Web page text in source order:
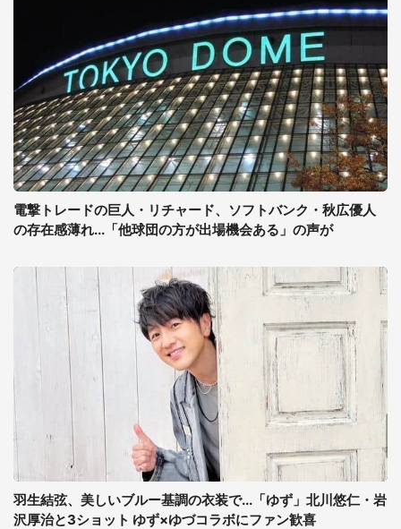
電撃トレードの巨人・リチャード、ソフトバンク・秋広優人
の存在感薄れ...「他球団の方が出場機会ある」の声が
羽生結弦、美しいブルー基調の衣装で...「ゆず」北川悠仁・岩
沢厚治と3ショット ゆず×ゆづコラボにファン歓喜